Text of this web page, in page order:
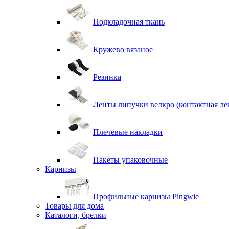
Подкладочная ткань
Кружево вязаное
Резинка
Ленты липучки велкро (контактная
Плечевые накладки
Пакеты упаковочные
Карнизы
Профильные карнизы Pingwie
Товары для дома
Каталоги, брелки